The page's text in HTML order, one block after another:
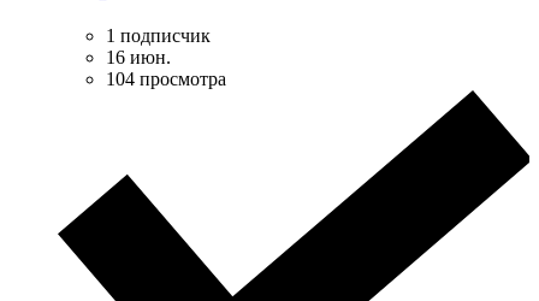
1 подписчик
16 июн.
104 просмотра